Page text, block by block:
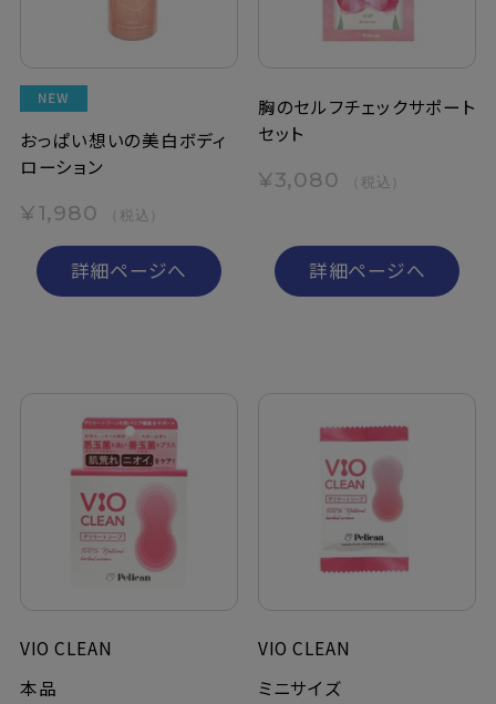
おっぱい想いの美白ボディ
ローション
¥1,980 （税込）
詳細ページへ
胸のセルフチェックサポート
セット
¥3,080 （税込）
詳細ページへ
VIO CLEAN
本品
VIO CLEAN
ミニサイズ